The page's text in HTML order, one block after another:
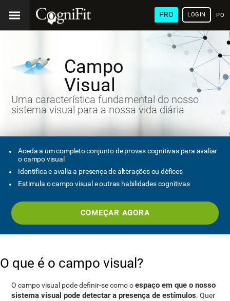
PRO LOGIN
Campo
Visual
Uma característica fundamental do nosso
sistema visual para a nossa vida diária
Aceda a um completo conjunto de provas cognitivas para avaliar
o campo visual
Identifica e avalia a presença de alterações ou défices
Estimula o campo visual e outras habilidades cognitivas
COMEÇAR AGORA
O que é o campo visual?
O campo visual pode definir-se como oespaço em que o nosso
sistema visual pode detectar a presença de estímulos. Quer